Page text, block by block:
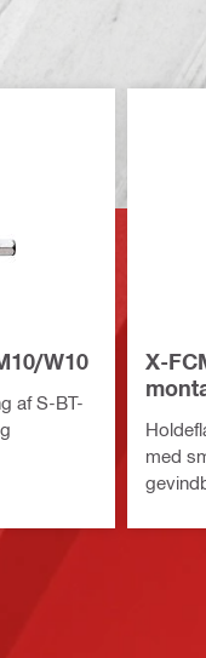
W10
af S-BT-
X-
med